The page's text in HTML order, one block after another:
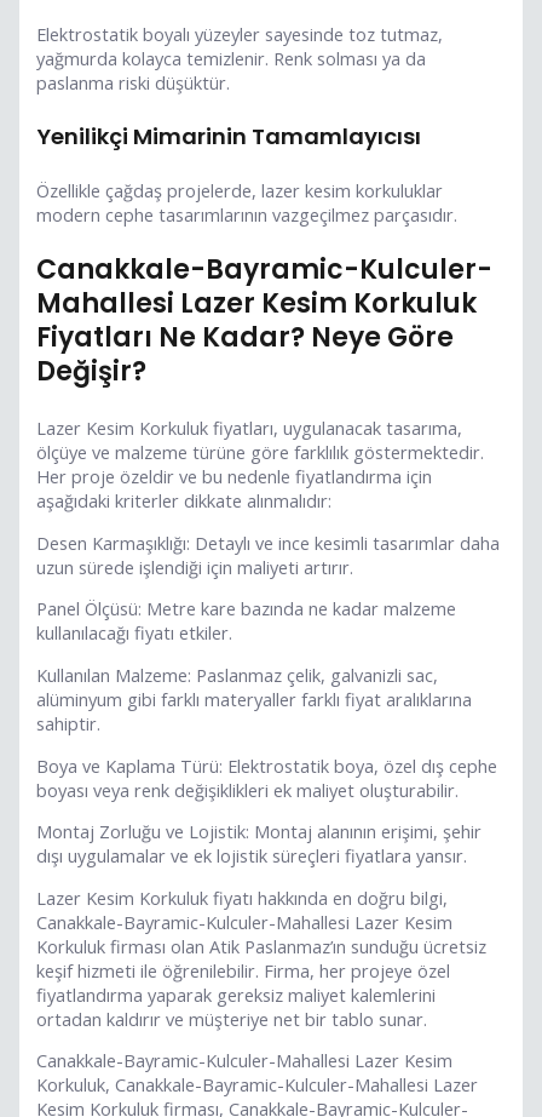
Elektrostatik boyalı yüzeyler sayesinde toz tutmaz,
yağmurda kolayca temizlenir. Renk solması ya da
paslanma riski düşüktür.
Yenilikçi Mimarinin Tamamlayıcısı
Özellikle çağdaş projelerde, lazer kesim korkuluklar
modern cephe tasarımlarının vazgeçilmez parçasıdır.
Canakkale-Bayramic-Kulculer-
Mahallesi Lazer Kesim Korkuluk
Fiyatları Ne Kadar? Neye Göre
Değişir?
Lazer Kesim Korkuluk fiyatları, uygulanacak tasarıma,
ölçüye ve malzeme türüne göre farklılık göstermektedir.
Her proje özeldir ve bu nedenle fiyatlandırma için
aşağıdaki kriterler dikkate alınmalıdır:
Desen Karmaşıklığı: Detaylı ve ince kesimli tasarımlar daha
uzun sürede işlendiği için maliyeti artırır.
Panel Ölçüsü: Metre kare bazında ne kadar malzeme
kullanılacağı fiyatı etkiler.
Kullanılan Malzeme: Paslanmaz çelik, galvanizli sac,
alüminyum gibi farklı materyaller farklı fiyat aralıklarına
sahiptir.
Boya ve Kaplama Türü: Elektrostatik boya, özel dış cephe
boyası veya renk değişiklikleri ek maliyet oluşturabilir.
Montaj Zorluğu ve Lojistik: Montaj alanının erişimi, şehir
dışı uygulamalar ve ek lojistik süreçleri fiyatlara yansır.
Lazer Kesim Korkuluk fiyatı hakkında en doğru bilgi,
Canakkale-Bayramic-Kulculer-Mahallesi Lazer Kesim
Korkuluk firması olan Atik Paslanmaz’ın sunduğu ücretsiz
keşif hizmeti ile öğrenilebilir. Firma, her projeye özel
fiyatlandırma yaparak gereksiz maliyet kalemlerini
ortadan kaldırır ve müşteriye net bir tablo sunar.
Canakkale-Bayramic-Kulculer-Mahallesi Lazer Kesim
Korkuluk, Canakkale-Bayramic-Kulculer-Mahallesi Lazer
Kesim Korkuluk firması, Canakkale-Bayramic-Kulculer-